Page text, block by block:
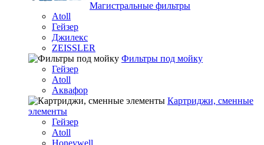
Магистральные фильтры
Atoll
Гейзер
Джилекс
ZEISSLER
Фильтры под мойку
Гейзер
Atoll
Аквафор
Картриджи, сменные
элементы
Гейзер
Atoll
Honeywell